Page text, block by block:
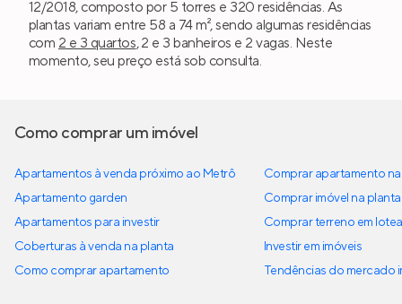
12/2018, composto por 5 torres e 320 residências. As
plantas variam entre 58 a 74 m², sendo algumas residências
com 2 e 3 quartos, 2 e 3 banheiros e 2 vagas. Neste
momento, seu preço está sob consulta.
Como comprar um imóvel
Apartamentos à venda próximo ao Metrô
Apartamento garden
Apartamentos para investir
Coberturas à venda na planta
Como comprar apartamento
Comprar apartamento
Comprar imóvel na planta
Comprar terreno em
Investir em imóveis
Tendências do mercado